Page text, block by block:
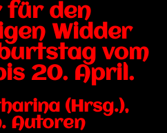
für den
Widder
vom
20. April.
(Hrsg.),
Autoren